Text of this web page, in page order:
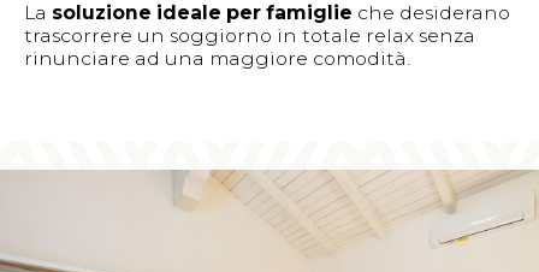
La soluzione ideale per famiglie che desiderano
trascorrere un soggiorno in totale relax senza
rinunciare ad una maggiore comodità.